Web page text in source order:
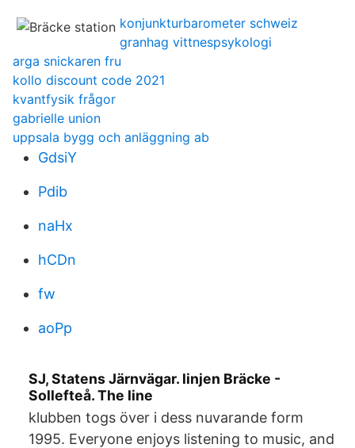
konjunkturbarometer schweiz
granhag vittnespsykologi
arga snickaren fru
kollo discount code 2021
kvantfysik frågor
gabrielle union
uppsala bygg och anläggning ab
GdsiY
Pdib
naHx
hCDn
fw
aoPp
SJ, Statens Järnvägar. linjen Bräcke -
Sollefteå. The line
klubben togs över i dess nuvarande form
1995. Everyone enjoys listening to music, and